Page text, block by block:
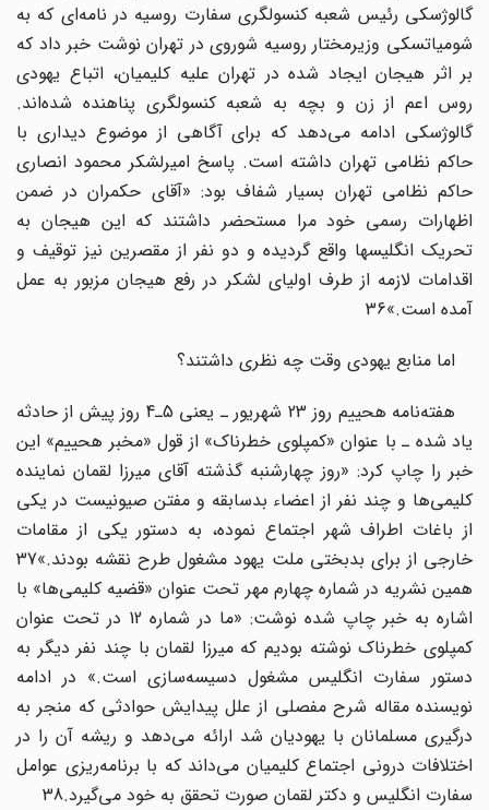
گالوژسکی رئیس شعبه کنسولگری سفارت روسیه در نامه‌ای که به
شومیاتسکی وزیرمختار روسیه شوروی در تهران نوشت خبر داد که
بر اثر هیجان ایجاد شده در تهران علیه کلیمیان، اتباع یهودی
روس اعم از زن و بچه به شعبه کنسولگری پناهنده شده‌اند.
گالوژسکی ادامه می‌دهد که برای آگاهی از موضوع دیداری با
حاکم نظامی تهران داشته است. پاسخ امیرلشکر محمود انصاری
حاکم نظامی تهران بسیار شفاف بود: «آقای حکمران در ضمن
اظهارات رسمی خود مرا مستحضر داشتند که این هیجان به
تحریک انگلیسها واقع گردیده و دو نفر از مقصرین نیز توقیف و
اقدامات لازمه از طرف اولیای لشکر در رفع هیجان مزبور به عمل
‌آمده است.»36
اما منابع یهودی وقت چه نظری داشتند؟
هفته‌نامه هحییم روز 23 شهریور ـ یعنی 5ـ4 روز پیش از حادثه
یاد شده ـ با عنوان «کمپلوی خطرناک» از قول «مخبر هحییم» این
خبر را چاپ کرد: «روز چهارشنبه گذشته آقای میرزا لقمان نماینده
کلیمی‌ها و چند نفر از اعضاء بدسابقه و مفتن صیونیست در یکی
از باغات اطراف شهر اجتماع نموده، به دستور یکی از مقامات
خارجی از برای بدبختی ملت یهود مشغول طرح نقشه بودند.»37
همین نشریه در شماره چهارم مهر تحت عنوان «قضیه کلیمی‌ها» با
اشاره به خبر چاپ شده نوشت: «ما در شماره 12 در تحت عنوان
کمپلوی خطرناک نوشته بودیم که میرزا لقمان با چند نفر دیگر به
دستور سفارت انگلیس مشغول دسیسه‌سازی است.» در ادامه
نویسنده مقاله شرح مفصلی از علل پیدایش حوادثی که منجر به
درگیری مسلمانان با یهودیان شد ارائه می‌دهد و ریشه آن را در
اختلافات درونی اجتماع کلیمیان می‌داند که با برنامه‌ریزی عوامل
سفارت انگلیس و دکتر لقمان صورت تحقق به خود می‌گیرد.38